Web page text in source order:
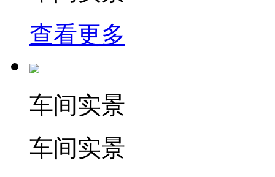
查看更多
车间实景
车间实景